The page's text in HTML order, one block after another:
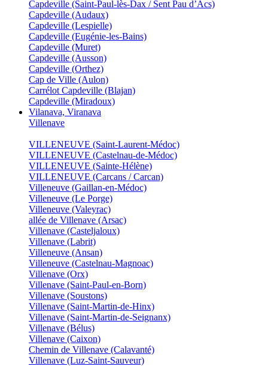
Capdeville (Saint-Paul-lès-Dax / Sent Pau d’Acs)
Capdeville (Audaux)
Capdeville (Lespielle)
Capdeville (Eugénie-les-Bains)
Capdeville (Muret)
Capdeville (Ausson)
Capdeville (Orthez)
Cap de Ville (Aulon)
Carrélot Capdeville (Blajan)
Capdeville (Miradoux)
Vilanava, Viranava
Villenave
VILLENEUVE (Saint-Laurent-Médoc)
VILLENEUVE (Castelnau-de-Médoc)
VILLENEUVE (Sainte-Hélène)
VILLENEUVE (Carcans / Carcan)
Villeneuve (Gaillan-en-Médoc)
Villeneuve (Le Porge)
Villeneuve (Valeyrac)
allée de Villenave (Arsac)
Villenave (Casteljaloux)
Villenave (Labrit)
Villeneuve (Ansan)
Villeneuve (Castelnau-Magnoac)
Villenave (Orx)
Villenave (Saint-Paul-en-Born)
Villenave (Soustons)
Villenave (Saint-Martin-de-Hinx)
Villenave (Saint-Martin-de-Seignanx)
Villenave (Bélus)
Villenave (Caixon)
Chemin de Villenave (Calavanté)
Villenave (Luz-Saint-Sauveur)